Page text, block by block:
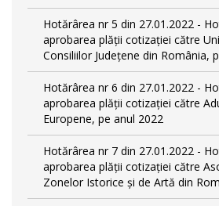
Hotărârea nr 5 din 27.01.2022 -
aprobarea plății cotizației către
Consiliilor Județene din România,
Hotărârea nr 6 din 27.01.2022 -
aprobarea plății cotizației către
Europene, pe anul 2022
Hotărârea nr 7 din 27.01.2022 -
aprobarea plății cotizației către
Zonelor Istorice și de Artă din